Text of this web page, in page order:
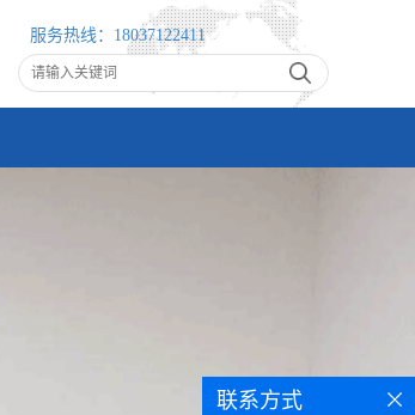
服务热线： 18037122411
联系方式